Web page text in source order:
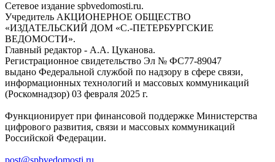
Сетевое издание spbvedomosti.ru.
Учредитель АКЦИОНЕРНОЕ ОБЩЕСТВО
«ИЗДАТЕЛЬСКИЙ ДОМ «С.-ПЕТЕРБУРГСКИЕ
ВЕДОМОСТИ».
Главный редактор - А.А. Цуканова.
Регистрационное свидетельство Эл № ФС77-89047
выдано Федеральной службой по надзору в сфере связи,
информационных технологий и массовых коммуникаций
(Роскомнадзор) 03 февраля 2025 г.
Функционирует при финансовой поддержке Министерства
цифрового развития, связи и массовых коммуникаций
Российской Федерации.